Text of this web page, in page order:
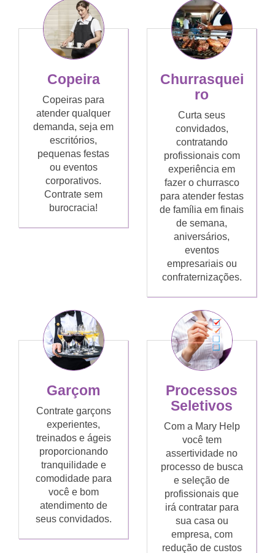
Copeira
Copeiras para
atender qualquer
demanda, seja em
escritórios,
pequenas festas
ou eventos
corporativos.
Contrate sem
burocracia!
Churrasquei
ro
Curta seus
convidados,
contratando
profissionais com
experiência em
fazer o churrasco
para atender festas
de família em finais
de semana,
aniversários,
eventos
empresariais ou
confraternizações.
Garçom
Contrate garçons
experientes,
treinados e ágeis
proporcionando
tranquilidade e
comodidade para
você e bom
atendimento de
seus convidados.
Processos
Seletivos
Com a Mary Help
você tem
assertividade no
processo de busca
e seleção de
profissionais que
irá contratar para
sua casa ou
empresa, com
redução de custos